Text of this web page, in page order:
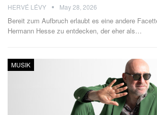
HERVÉ LÉVY May 28, 2026
Bereit zum Aufbruch erlaubt es eine andere
Hermann Hesse zu entdecken, der eher als…
MUSIK